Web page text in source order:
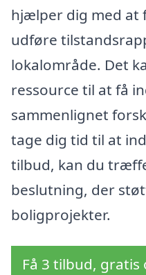
hjælper dig med at
udføre
lokalområde. Det
ressource til at få
sammenlignet
tage dig tid til at
tilbud, kan du
beslutning, der
boligprojekter.
Få 3 tilbud,